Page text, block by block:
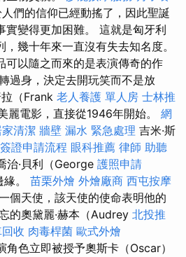
們的信仰已經動搖了，因此聖誕
實變得更加困難。 這就是匈牙利
幾十年來一直沒有失去知名度。
可以隨之而來的是表演傳奇的作
過身，決定去開玩笑而不是放
（Frank 老人養護 單人房 士林推
麗電影，直接從1946年開始。 網
清潔 牆壁 漏水 緊急處理 吉米·斯
證申請流程 眼科推薦 律師 助聽
治·貝利（George 護照申請
。 苗栗外燴 外燴廠商 西屯按摩
個天使，該天使的使命表明他的
的奧黛麗·赫本（Audrey 北投推
收 肉毒桿菌 歐式外燴
色立即被授予奧斯卡（Oscar）